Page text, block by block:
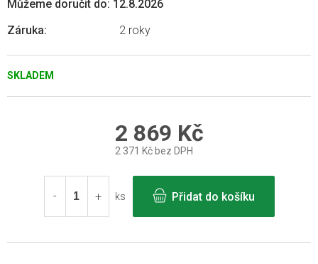
SKLADEM
Můžeme doručit do: 12.8.2026
Záruka: 2 roky
2 869 Kč
2 371 Kč bez DPH
cena:
ks
Přidat do košíku